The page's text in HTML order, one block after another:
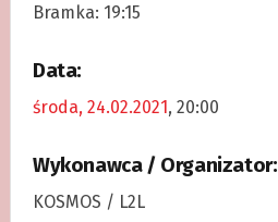
Bramka: 19:15
Data:
środa, 24.02.2021, 20:00
Wykonawca / Organizator:
KOSMOS / L2L